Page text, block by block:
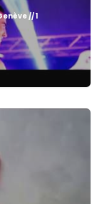
// 1